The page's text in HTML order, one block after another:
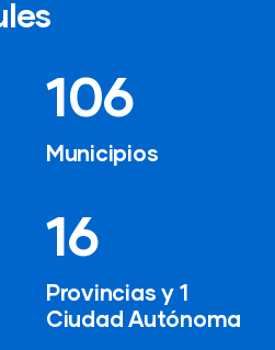
154
Municipios
24
Provincias y 1
Ciudad Autónoma